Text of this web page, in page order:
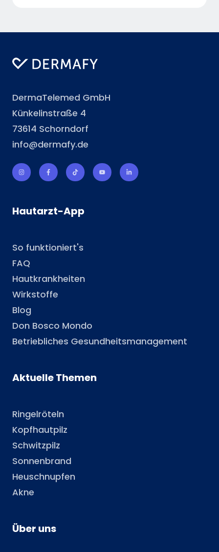
DermaTelemed GmbH
Künkelinstraße 4
73614 Schorndorf
info@dermafy.de
Hautarzt-App
So funktioniert's
FAQ
Hautkrankheiten
Wirkstoffe
Blog
Don Bosco Mondo
Betriebliches Gesundheitsmanagement
Aktuelle Themen
Ringelröteln
Kopfhautpilz
Schwitzpilz
Sonnenbrand
Heuschnupfen
Akne
Über uns